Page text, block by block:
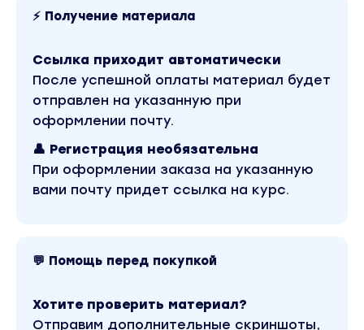
версии конфигурации. Специалист должен
только показу: "как то-то работает", а
демонстрации нити рассуждений – как
разобраться в работающем, как прийти к
тому или иному решению.
Программа курса:
Занятие 1:
⚡ Получение материала
Ссылка приходит автоматически
После успешной оплаты материал будет
отправлен на указанную при
оформлении почту.
👤 Регистрация необязательна
При оформлении заказа на указанную
вами почту придет ссылка на курс.
💬 Помощь перед покупкой
Хотите проверить материал?
Отправим дополнительные скриншоты,